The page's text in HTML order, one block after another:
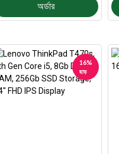
অর্ডার
16%
ছাড়